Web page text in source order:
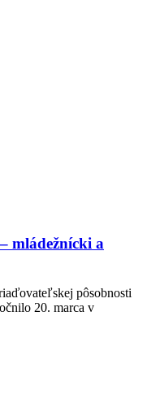
mládežnícki a
pôsobnosti
20. marca v